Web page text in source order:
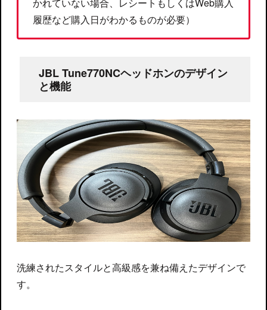
履歴など購入日がわかるものが必要）
JBL Tune770NCヘッドホンのデザイン
と機能
洗練されたスタイルと高級感を兼ね備えたデザインで
す。